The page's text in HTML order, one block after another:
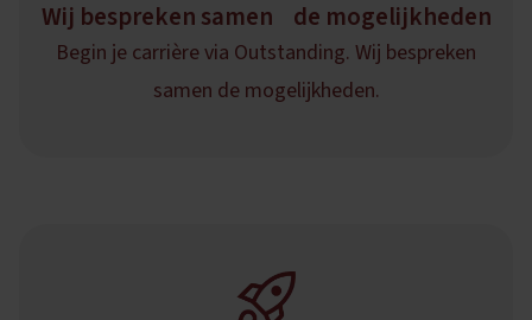
Wij bespreken samen de mogelijkheden
Begin je carrière via Outstanding. Wij bespreken
samen de mogelijkheden.